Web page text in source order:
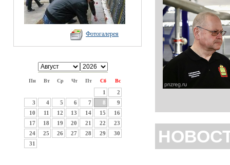
Фотогалерея
Пн Вт Ср Чт Пт Сб Вс
1
2
3
4 5 6 7 8
9
10
11 12 13 14 15
16
17
18 19 20 21 22
23
24
25 26 27 28 29
30
31